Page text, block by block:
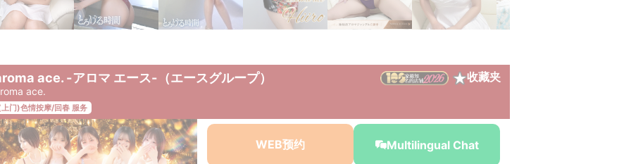
ace. -アロマ エース-（エースグループ）
ace.
门)色情按摩/回春 服务
收藏夹
WEB预约 Multilingual Chat